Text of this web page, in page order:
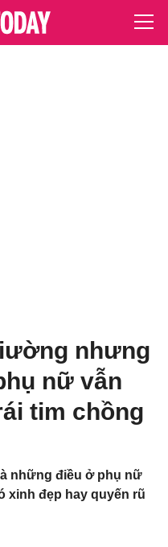
nhưng
nữ vẫn
tim chồng
những điều ở phụ nữ
xinh đẹp hay quyến rũ